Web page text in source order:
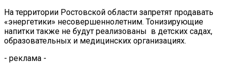
На территории Ростовской области запретят продавать
«энергетики» несовершеннолетним. Тонизирующие
напитки также не будут реализованы в детских садах,
образовательных и медицинских организациях.
- реклама -